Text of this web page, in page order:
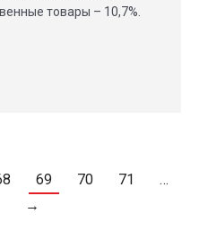
товары – 10,7%.
69 70 71
…
→